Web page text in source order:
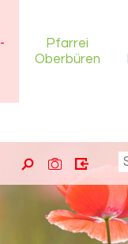
-
Pfarrei
Oberbüren